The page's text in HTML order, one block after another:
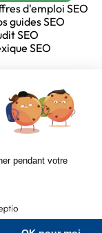
d'emploi SEO
guides SEO
SEO
SEO